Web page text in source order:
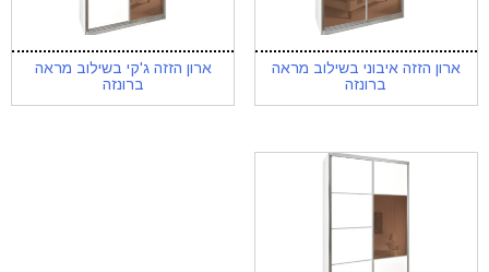
ארון הזזה איבוני בשילוב מראה
ברונזה
ארון הזזה ג'קי בשילוב מראה
ברונזה